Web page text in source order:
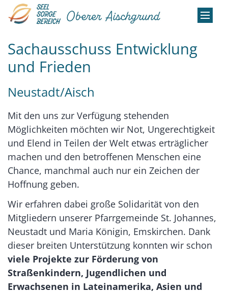
Zum Inhalt springen
Sachausschuss Entwicklung
und Frieden
Neustadt/Aisch
Mit den uns zur Verfügung stehenden
Möglichkeiten möchten wir Not, Ungerechtigkeit
und Elend in Teilen der Welt etwas erträglicher
machen und den betroffenen Menschen eine
Chance, manchmal auch nur ein Zeichen der
Hoffnung geben.
Wir erfahren dabei große Solidarität von den
Mitgliedern unserer Pfarrgemeinde St. Johannes,
Neustadt und Maria Königin, Emskirchen. Dank
dieser breiten Unterstützung konnten wir schon
viele Projekte zur Förderung von
Straßenkindern, Jugendlichen und
Erwachsenen in Lateinamerika, Asien und